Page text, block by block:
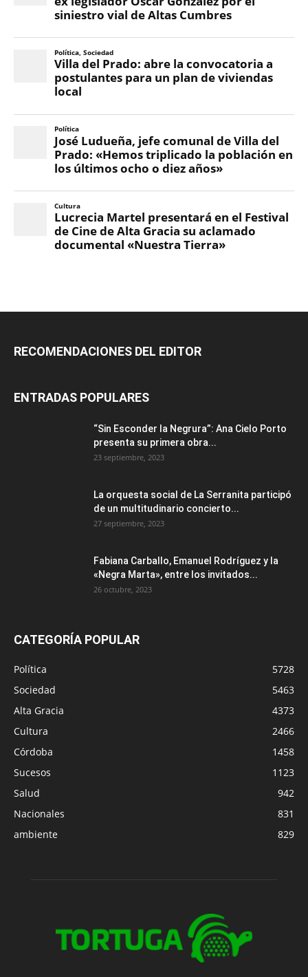
RECOMENDACIONES DEL EDITOR
ENTRADAS POPULARES
“Sin Esconder la Negrura”: Ana Cielo Porto
presenta su primera obra...
23 septiembre, 2023
La orquesta social de La Serranita participó
de un multitudinario concierto...
27 septiembre, 2023
Fabiana Carballo, Emanuel Rodríguez y la
«Negra Marta», entre los invitados...
26 octubre, 2023
CATEGORÍA POPULAR
Política
5728
Sociedad
5463
Alta Gracia
4373
Cultura
2466
Córdoba
1458
Sucesos
1123
Salud
942
Nacionales
831
ambiente
829